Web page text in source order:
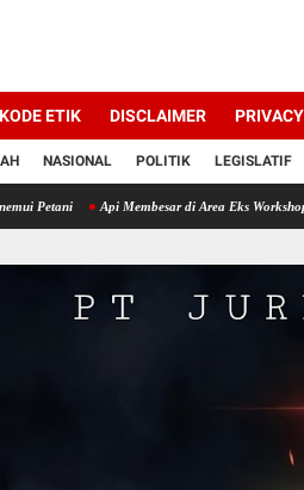
KODE ETIK DISCLAIMER
NASIONAL POLITIK LEGISLATIF
Api Membesar di Area Eks Workshop Banko Pit